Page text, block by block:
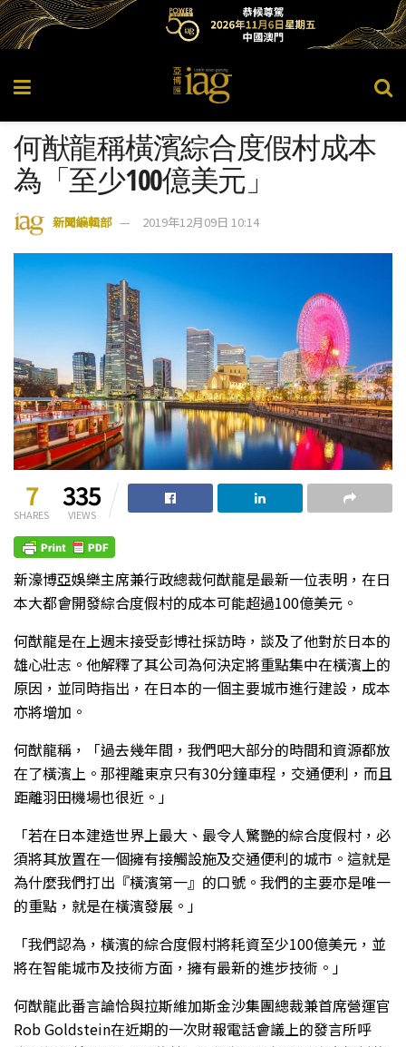
何猷龍稱橫濱綜合度假村成本
為「至少100億美元」
新聞編輯部 2019年12月09日 10:14
7
SHARES
335
VIEWS
新濠博亞娛樂主席兼行政總裁何猷龍是最新一位表明，在日
本大都會開發綜合度假村的成本可能超過100億美元。
何猷龍是在上週末接受彭博社採訪時，談及了他對於日本的
雄心壯志。他解釋了其公司為何決定將重點集中在橫濱上的
原因，並同時指出，在日本的一個主要城市進行建設，成本
亦將增加。
何猷龍稱，「過去幾年間，我們吧大部分的時間和資源都放
在了橫濱上。那裡離東京只有30分鐘車程，交通便利，而且
距離羽田機場也很近。」
「若在日本建造世界上最大、最令人驚艷的綜合度假村，必
須將其放置在一個擁有接觸設施及交通便利的城市。這就是
為什麼我們打出『橫濱第一』的口號。我們的主要亦是唯一
的重點，就是在橫濱發展。」
「我們認為，橫濱的綜合度假村將耗資至少100億美元，並
將在智能城市及技術方面，擁有最新的進步技術。」
何猷龍此番言論恰與拉斯維加斯金沙集團總裁兼首席營運官
Rob Goldstein在近期的一次財報電話會議上的發言所呼